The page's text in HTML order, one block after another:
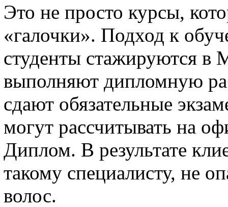
Это не просто курсы,
«галочки». Подход к
студенты стажируются в
выполняют дипломную
сдают обязательные
могут рассчитывать на
Диплом. В результате
такому специалисту, не
волос.